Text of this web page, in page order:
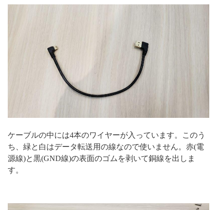
ケーブルの中には4本のワイヤーが入っています。このう
ち、緑と白はデータ転送用の線なので使いません。赤(電
源線)と黒(GND線)の表面のゴムを剥いて銅線を出しま
す。